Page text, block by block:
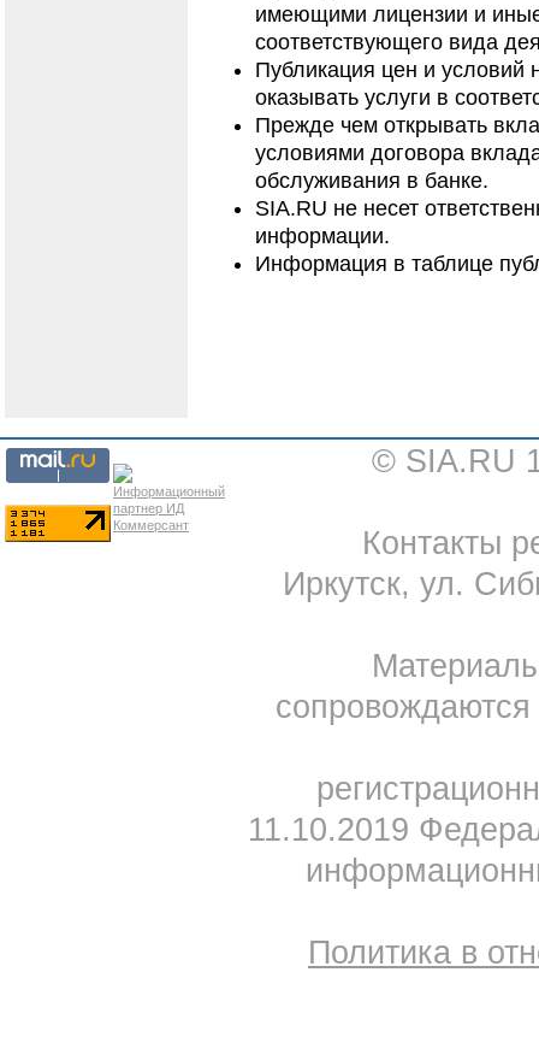
имеющими лицензии и
соответствующего вида
Публикация цен и условий
оказывать услуги в
Прежде чем открывать
условиями договора
обслуживания в банке.
SIA.RU не несет
информации.
Информация в таблице
© SIA.RU
Контакты
Иркутск, ул.
11.10.2019
Политика в